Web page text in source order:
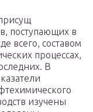
поступающих в
всего, составом
процессах,
В
изучены